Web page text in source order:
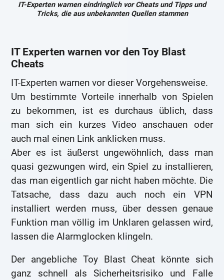
IT-Experten warnen eindringlich vor Cheats und Tipps und
Tricks, die aus unbekannten Quellen stammen
IT Experten warnen vor den Toy Blast
Cheats
IT-Experten warnen vor dieser Vorgehensweise.
Um bestimmte Vorteile innerhalb von Spielen
zu bekommen, ist es durchaus üblich, dass
man sich ein kurzes Video anschauen oder
auch mal einen Link anklicken muss.
Aber es ist äußerst ungewöhnlich, dass man
quasi gezwungen wird, ein Spiel zu installieren,
das man eigentlich gar nicht haben möchte. Die
Tatsache, dass dazu auch noch ein VPN
installiert werden muss, über dessen genaue
Funktion man völlig im Unklaren gelassen wird,
lassen die Alarmglocken klingeln.
Der angebliche Toy Blast Cheat könnte sich
ganz schnell als Sicherheitsrisiko und Falle